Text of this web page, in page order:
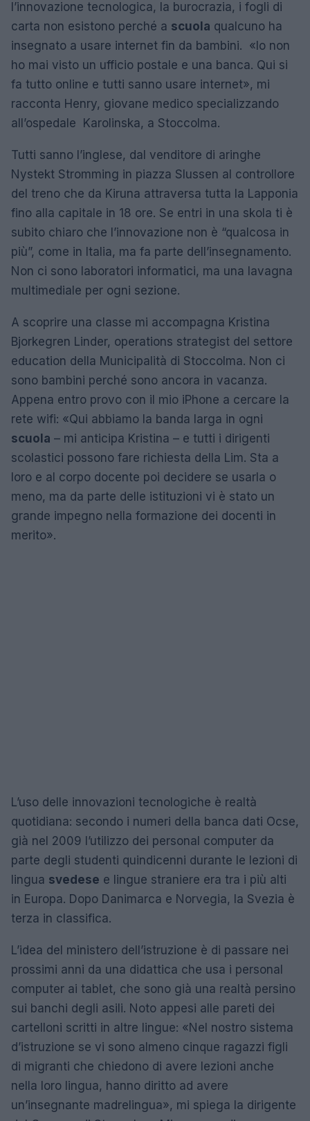
l’innovazione tecnologica, la burocrazia, i fogli di
carta non esistono perché a scuola qualcuno ha
insegnato a usare internet fin da bambini. «Io non
ho mai visto un ufficio postale e una banca. Qui si
fa tutto online e tutti sanno usare internet», mi
racconta Henry, giovane medico specializzando
all’ospedale Karolinska, a Stoccolma.
Tutti sanno l’inglese, dal venditore di aringhe
Nystekt Stromming in piazza Slussen al controllore
del treno che da Kiruna attraversa tutta la Lapponia
fino alla capitale in 18 ore. Se entri in una skola ti è
subito chiaro che l’innovazione non è “qualcosa in
più”, come in Italia, ma fa parte dell’insegnamento.
Non ci sono laboratori informatici, ma una lavagna
multimediale per ogni sezione.
A scoprire una classe mi accompagna Kristina
Bjorkegren Linder, operations strategist del settore
education della Municipalità di Stoccolma. Non ci
sono bambini perché sono ancora in vacanza.
Appena entro provo con il mio iPhone a cercare la
rete wifi: «Qui abbiamo la banda larga in ogni
scuola – mi anticipa Kristina – e tutti i dirigenti
scolastici possono fare richiesta della Lim. Sta a
loro e al corpo docente poi decidere se usarla o
meno, ma da parte delle istituzioni vi è stato un
grande impegno nella formazione dei docenti in
merito».
L’uso delle innovazioni tecnologiche è realtà
quotidiana: secondo i numeri della banca dati Ocse,
già nel 2009 l’utilizzo dei personal computer da
parte degli studenti quindicenni durante le lezioni di
lingua svedese e lingue straniere era tra i più alti
in Europa. Dopo Danimarca e Norvegia, la Svezia è
terza in classifica.
L’idea del ministero dell’istruzione è di passare nei
prossimi anni da una didattica che usa i personal
computer ai tablet, che sono già una realtà persino
sui banchi degli asili. Noto appesi alle pareti dei
cartelloni scritti in altre lingue: «Nel nostro sistema
d’istruzione se vi sono almeno cinque ragazzi figli
di migranti che chiedono di avere lezioni anche
nella loro lingua, hanno diritto ad avere
un’insegnante madrelingua», mi spiega la dirigente